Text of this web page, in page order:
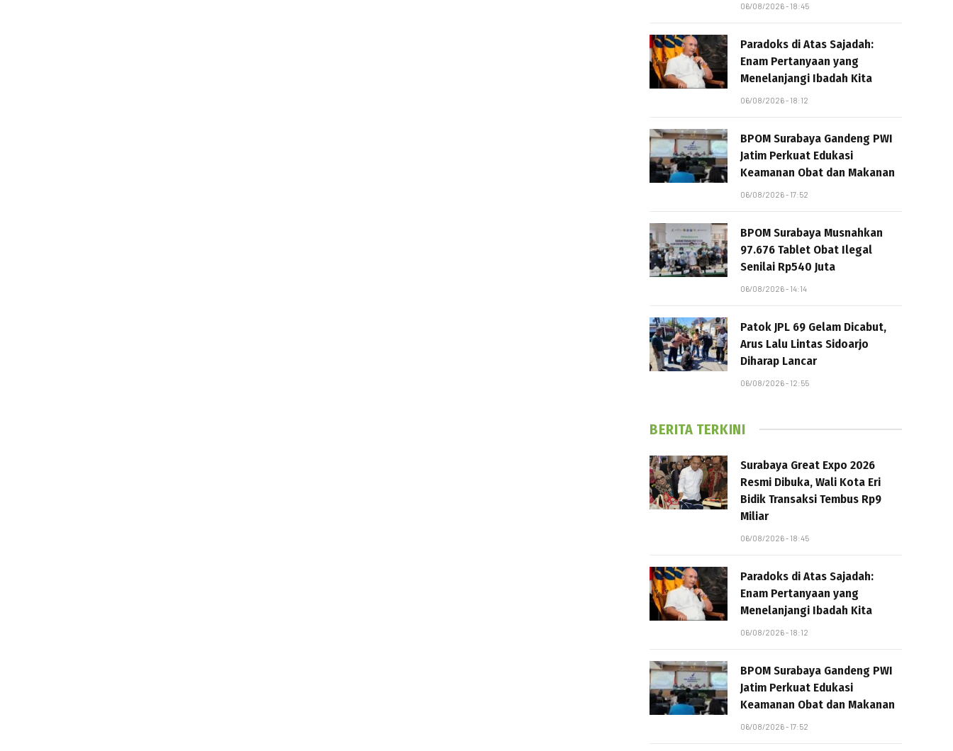
06/08/2026 - 18:45
Paradoks di Atas Sajadah:
Enam Pertanyaan yang
Menelanjangi Ibadah Kita
06/08/2026 - 18:12
BPOM Surabaya Gandeng PWI
Jatim Perkuat Edukasi
Keamanan Obat dan Makanan
06/08/2026 - 17:52
BPOM Surabaya Musnahkan
97.676 Tablet Obat Ilegal
Senilai Rp540 Juta
06/08/2026 - 14:14
Patok JPL 69 Gelam Dicabut,
Arus Lalu Lintas Sidoarjo
Diharap Lancar
06/08/2026 - 12:55
BERITA TERKINI
Surabaya Great Expo 2026
Resmi Dibuka, Wali Kota Eri
Bidik Transaksi Tembus Rp9
Miliar
06/08/2026 - 18:45
Paradoks di Atas Sajadah:
Enam Pertanyaan yang
Menelanjangi Ibadah Kita
06/08/2026 - 18:12
BPOM Surabaya Gandeng PWI
Jatim Perkuat Edukasi
Keamanan Obat dan Makanan
06/08/2026 - 17:52